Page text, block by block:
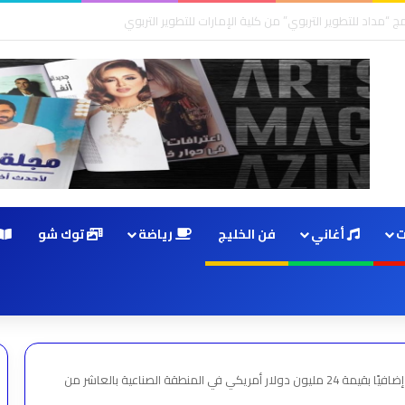
أغاني فن الخليج رياضة توك شو
شركة KCG التركية للنسيج تدشن استثمارًا إضافيًا بقيمة 24 مليون دولار أمريكي في المنطقة الصناعية بالعاشر من